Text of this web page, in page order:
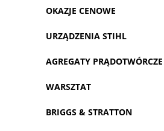
OKAZJE CENOWE
URZĄDZENIA STIHL
AGREGATY PRĄDOTWÓRCZE
WARSZTAT
BRIGGS & STRATTON